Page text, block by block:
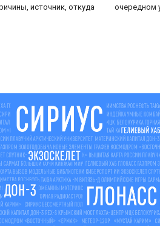
источник, откуда
хлопок
очередном